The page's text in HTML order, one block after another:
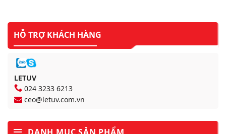
HỖ TRỢ KHÁCH HÀNG
LETUV
024 3233 6213
ceo@letuv.com.vn